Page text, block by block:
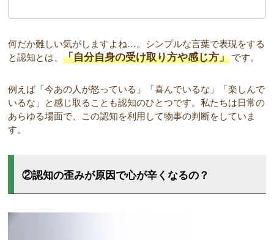
何だか難しい気がしますよね…。シンプルな言葉で表現をする
と認知とは、「自分自身の受け取り方や感じ方」 です。
例えば「今あの人が怒っている」「喜んでいるな」「楽しんで
いるな」と感じ取ることも認知のひとつです。私たちは日常の
あらゆる場面で、この認知を利用して物事の判断をしていま
す。
②認知の歪みが原因で心が辛くなるの？